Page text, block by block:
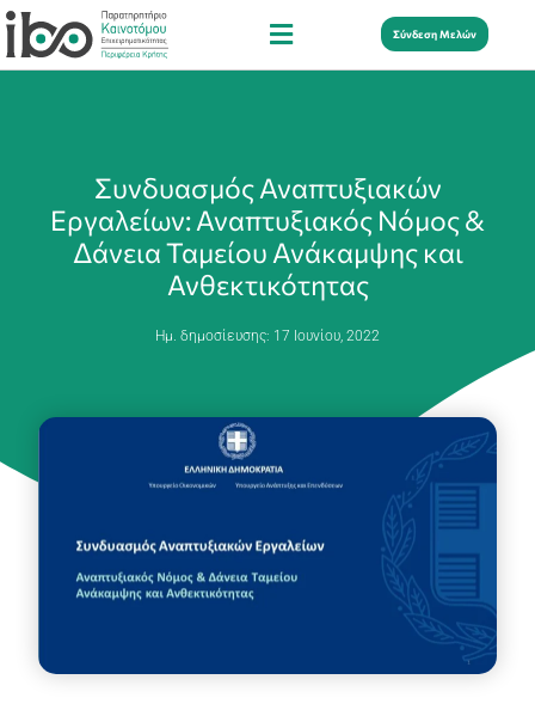
Σύνδεση Μελών
Συνδυασμός Αναπτυξιακών
Εργαλείων: Αναπτυξιακός Νόμος &
Δάνεια Ταμείου Ανάκαμψης και
Ανθεκτικότητας
Ημ. δημοσίευσης: 17 Ιουνίου, 2022